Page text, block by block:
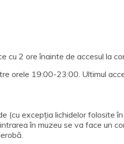
cu 2 ore înainte de accesul la
orele 19:00-23:00. Ultimul
excepția lichidelor folosite
în muzeu se va face un